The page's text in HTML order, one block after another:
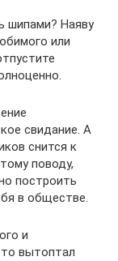
шипами? Наяву
или
свидание. А
снится к
поводу,
построить
в обществе.
и
то вытоптал